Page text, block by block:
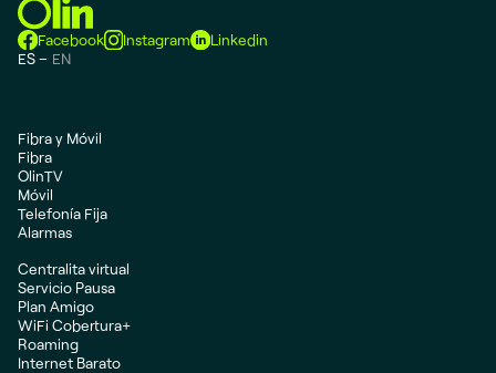
Facebook Instagram
Linkedin
ES
EN
Fibra y Móvil
Fibra
OlinTV
Móvil
Telefonía Fija
Alarmas
Centralita virtual
Servicio Pausa
Plan Amigo
WiFi Cobertura+
Roaming
Internet Barato